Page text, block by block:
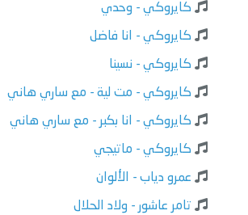
كايروكي - وحدي
كايروكي - انا فاضل
كايروكي - نسينا
كايروكي - مت لية - مع ساري هاني
كايروكي - انا بكبر - مع ساري هاني
كايروكي - ماتيجي
عمرو دياب - الألوان
تامر عاشور - ولاد الحلال